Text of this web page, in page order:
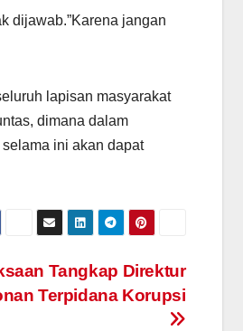
dijawab.”Karena jangan
lapisan masyarakat
dimana dalam
ini akan dapat
Tangkap Direktur
Terpidana Korupsi